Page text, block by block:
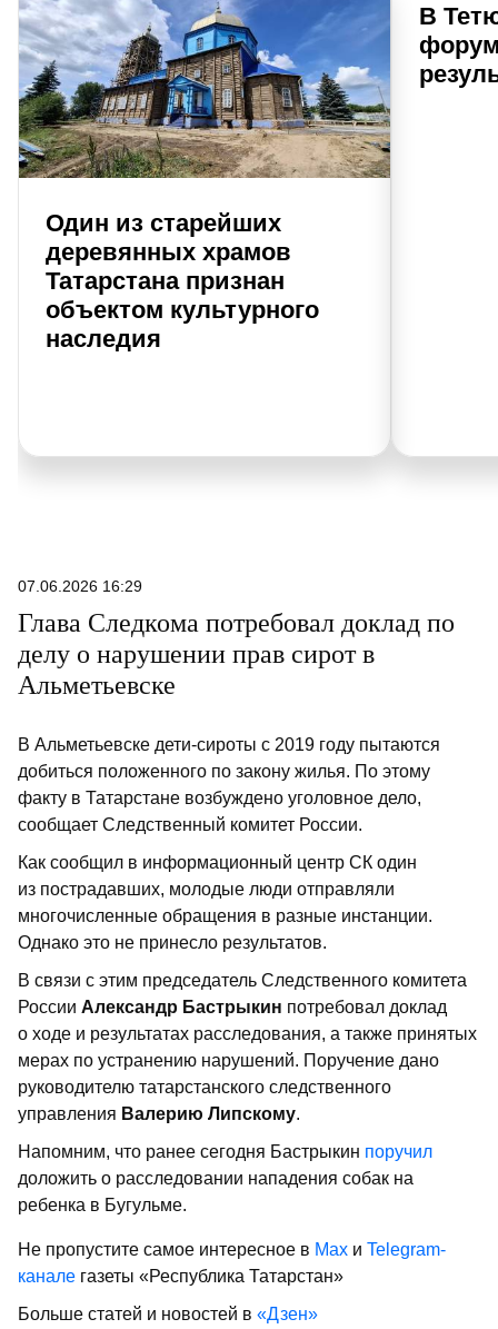
Один из старейших
деревянных храмов
Татарстана признан
объектом культурного
наследия
В
07.06.2026 16:29
Глава Следкома потребовал доклад по
делу о нарушении прав сирот в
Альметьевске
В Альметьевске дети-сироты с 2019 году пытаются
добиться положенного по закону жилья. По этому
факту в Татарстане возбуждено уголовное дело,
сообщает Следственный комитет России.
Как сообщил в информационный центр СК один
из пострадавших, молодые люди отправляли
многочисленные обращения в разные инстанции.
Однако это не принесло результатов.
В связи с этим председатель Следственного комитета
России Александр Бастрыкин потребовал доклад
о ходе и результатах расследования, а также принятых
мерах по устранению нарушений. Поручение дано
руководителю татарстанского следственного
управления Валерию Липскому.
Напомним, что ранее сегодня Бастрыкин поручил
доложить о расследовании нападения собак на
ребенка в Бугульме.
Не пропустите самое интересное в Max и Telegram-
канале газеты «Республика Татарстан»
Больше статей и новостей в «Дзен»